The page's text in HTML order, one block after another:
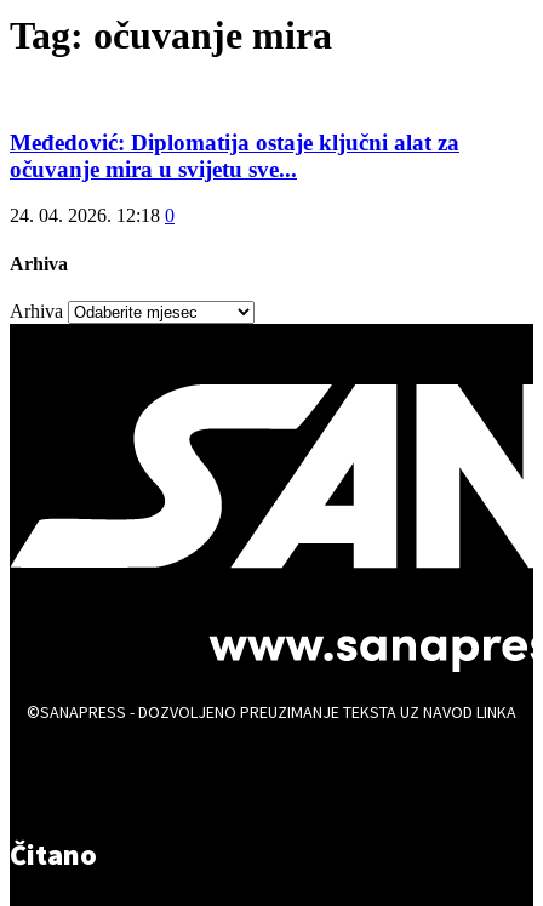
Tag: očuvanje mira
Međedović: Diplomatija ostaje ključni alat za
očuvanje mira u svijetu sve...
24. 04. 2026. 12:18 0
Arhiva
Arhiva
©SANAPRESS - DOZVOLJENO PREUZIMANJE TEKSTA UZ NAVOD LINKA
Čitano